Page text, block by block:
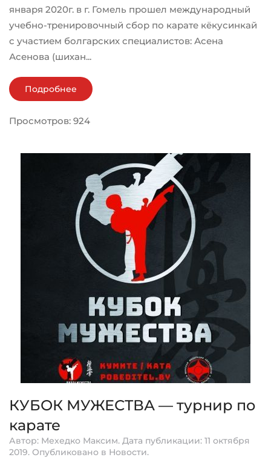
января 2020г. в г. Гомель прошел международный
учебно-тренировочный сбор по карате кёкусинкай
с участием болгарских специалистов: Асена
Асенова (шихан...
Подробнее
Просмотров: 924
КУБОК МУЖЕСТВА — турнир по
карате
Автор: Мехедко Максим. Дата публикации: 11 октября
2019. Опубликовано в Новости.